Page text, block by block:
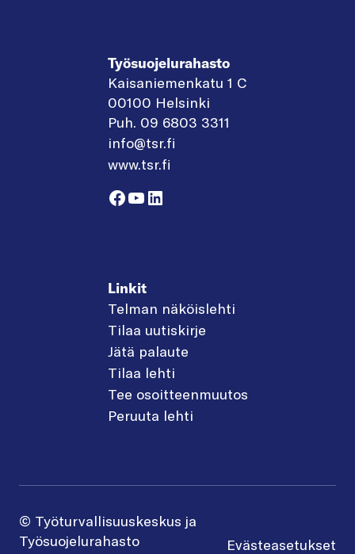
Työsuojelurahasto
Kaisaniemenkatu 1 C
00100 Helsinki
Puh. 09 6803 3311
info@tsr.fi
www.tsr.fi
Facebook
YouTube
LinkedIn
Linkit
Telman näköislehti
Tilaa uutiskirje
Jätä palaute
Tilaa lehti
Tee osoitteenmuutos
Peruuta lehti
© Työturvallisuuskeskus ja
Työsuojelurahasto
Evästeasetukset